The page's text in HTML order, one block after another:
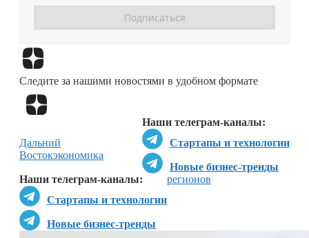
Следите за нашими новостями в удобном формате
Наши телеграм-каналы:
Стартапы и технологии
Новые бизнес-тренды
Наши телеграм-каналы:
Стартапы и технологии
Новые бизнес-тренды
Дальний
Востокэкономика
регионов